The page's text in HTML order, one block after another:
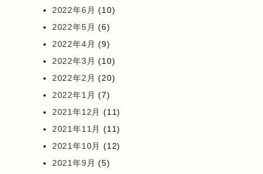
2022年6月 (10)
2022年5月 (6)
2022年4月 (9)
2022年3月 (10)
2022年2月 (20)
2022年1月 (7)
2021年12月 (11)
2021年11月 (11)
2021年10月 (12)
2021年9月 (5)